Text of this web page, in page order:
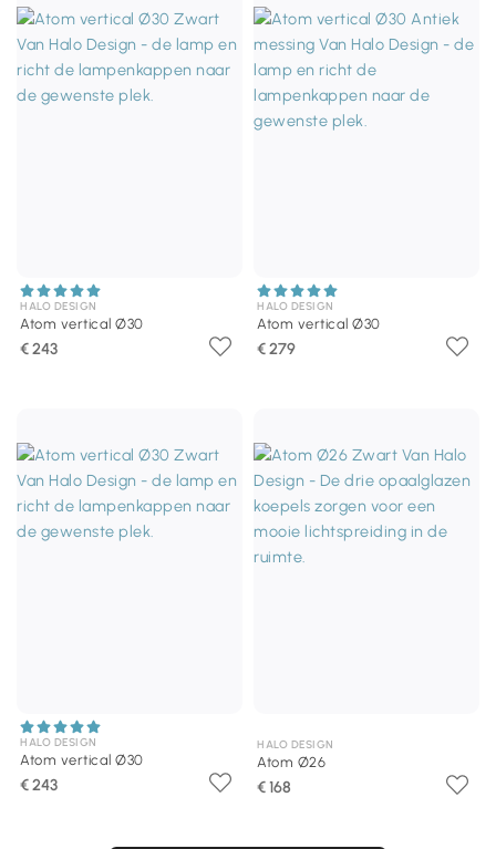
HALO DESIGN
Atom vertical Ø30
€ 243
HALO DESIGN
Atom vertical Ø30
€ 279
HALO DESIGN
Atom vertical Ø30
€ 243
HALO DESIGN
Atom Ø26
€ 168